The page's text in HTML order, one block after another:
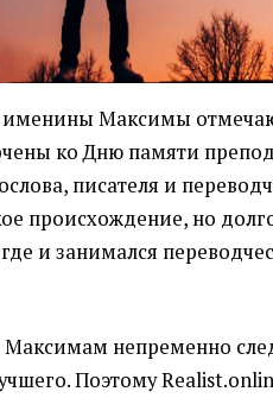
именины Максимы
ко Дню памяти
писателя и
происхождение, но
и занимался
непременно
Поэтому